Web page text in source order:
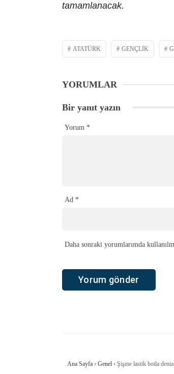
tamamlanacak.
ATATÜRK GENÇLIK
YORUMLAR
Bir yanıt yazın
Yorum *
Ad *
Daha sonraki yorumlarımda
Ana Sayfa › Genel › Şişme lastik botla